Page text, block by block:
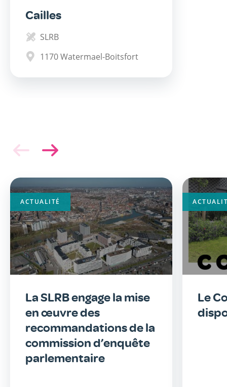
Cailles
SLRB
1170Watermael-Boitsfort
La SLRB engage la mise
en œuvre des
recommandations de la
commission d’enquête
parlementaire
ACTUALITÉ
Le